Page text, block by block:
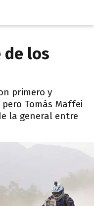
de los
primero y
Tomás Maffei
la general entre